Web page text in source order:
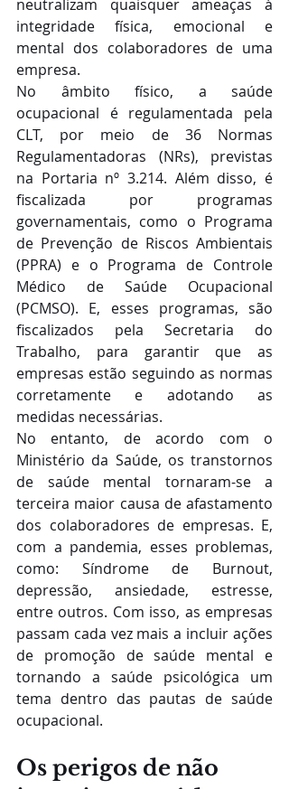
neutralizam quaisquer ameaças à
integridade física, emocional e
mental dos colaboradores de uma
empresa.
No âmbito físico, a saúde
ocupacional é regulamentada pela
CLT, por meio de 36 Normas
Regulamentadoras (NRs), previstas
na Portaria nº 3.214. Além disso, é
fiscalizada por programas
governamentais, como o Programa
de Prevenção de Riscos Ambientais
(PPRA) e o Programa de Controle
Médico de Saúde Ocupacional
(PCMSO). E, esses programas, são
fiscalizados pela Secretaria do
Trabalho, para garantir que as
empresas estão seguindo as normas
corretamente e adotando as
medidas necessárias.
No entanto, de acordo com o
Ministério da Saúde, os transtornos
de saúde mental tornaram-se a
terceira maior causa de afastamento
dos colaboradores de empresas. E,
com a pandemia, esses problemas,
como: Síndrome de Burnout,
depressão, ansiedade, estresse,
entre outros. Com isso, as empresas
passam cada vez mais a incluir ações
de promoção de saúde mental e
tornando a saúde psicológica um
tema dentro das pautas de saúde
ocupacional.
Os perigos de não